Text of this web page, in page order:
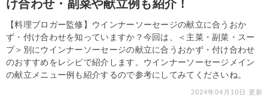
け合わせ・副菜や献立例も紹介！
【料理ブロガー監修】ウインナーソーセージの献立に合うおか
ず・付け合わせを知っていますか？今回は、＜主菜・副菜・スー
プ＞別にウインナーソーセージの献立に合うおかず・付け合わせ
のおすすめをレシピで紹介します。ウインナーソーセージメイン
の献立メニュー例も紹介するので参考にしてみてくださいね。
2024年04月10日 更新